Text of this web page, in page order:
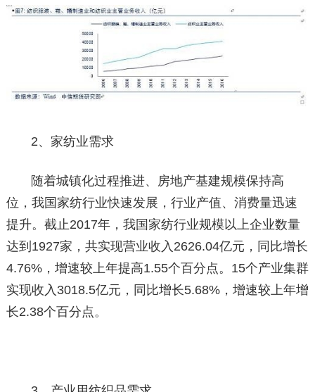
2、家纺业需求
随着城镇化过程推进、房地产基建规模保持高
位，我国家纺行业快速发展，行业产值、消费量迅速
提升。截止2017年，我国家纺行业规模以上企业数量
达到1927家，共实现营业收入2626.04亿元，同比增长
4.76%，增速较上年提高1.55个百分点。15个产业集群
实现收入3018.5亿元，同比增长5.68%，增速较上年增
长2.38个百分点。